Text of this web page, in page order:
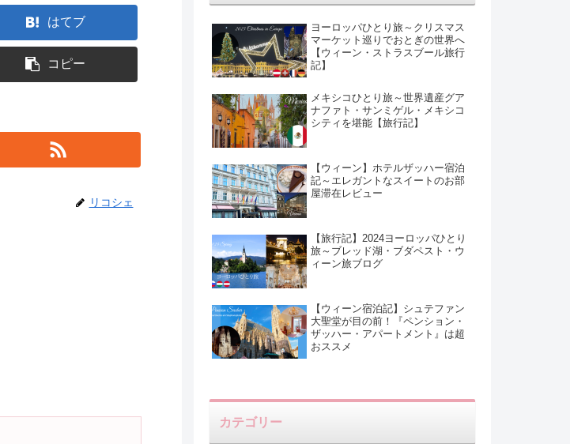
はてブ
コピー
リコシェ
ヨーロッパひとり旅～クリスマス
マーケット巡りでおとぎの世界へ
【ウィーン・ストラスブール旅行
記】
メキシコひとり旅～世界遺産グア
ナファト・サンミゲル・メキシコ
シティを堪能【旅行記】
【ウィーン】ホテルザッハー宿泊
記～エレガントなスイートのお部
屋滞在レビュー
【旅行記】2024ヨーロッパひとり
旅～ブレッド湖・ブダペスト・ウ
ィーン旅ブログ
【ウィーン宿泊記】シュテファン
大聖堂が目の前！『ペンション・
ザッハー・アパートメント』は超
おススメ
カテゴリー